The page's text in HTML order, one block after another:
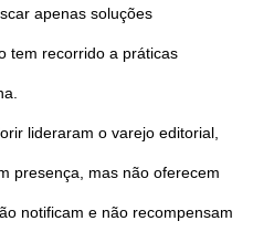
apenas soluções
tem recorrido a práticas
lideraram o varejo editorial,
presença, mas não oferecem
notificam e não recompensam